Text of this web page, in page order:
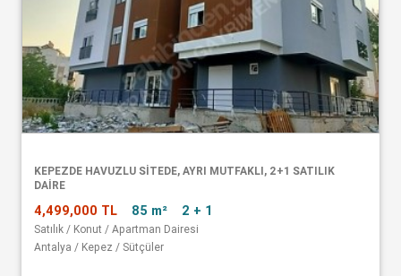
KEPEZDE HAVUZLU SITEDE, AYRI MUTFAKLI, 2+1 SATILIK
DAIRE
4,499,000 TL 85 m² 2 + 1
Satılık / Konut / Apartman Dairesi
Antalya / Kepez / Sütçüler